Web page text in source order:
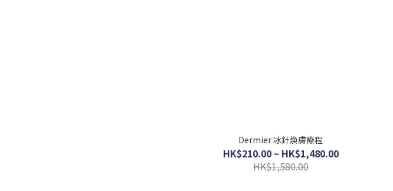
Dermier 冰針煥膚療程
HK$210.00 ~ HK$1,480.00
HK$1,580.00